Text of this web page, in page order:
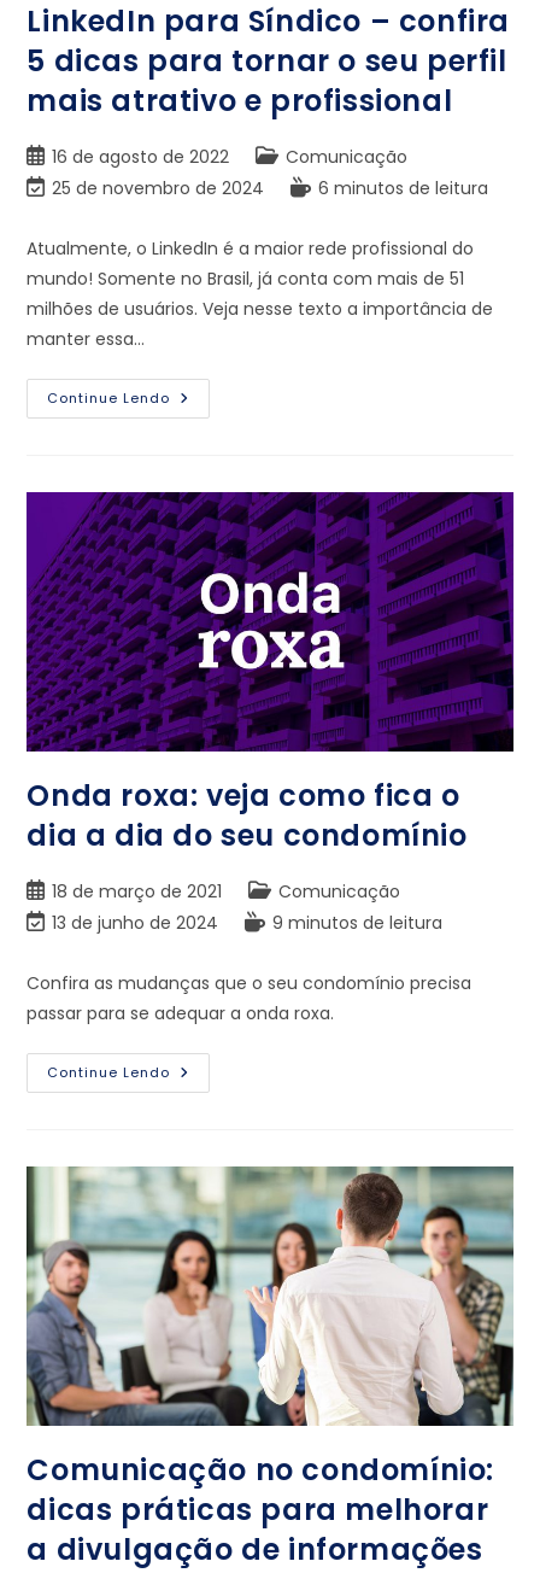
LinkedIn para Síndico – confira
5 dicas para tornar o seu perfil
mais atrativo e profissional
16 de agosto de 2022
Comunicação
25 de novembro de 2024
6 minutos de leitura
Atualmente, o LinkedIn é a maior rede profissional do
mundo! Somente no Brasil, já conta com mais de 51
milhões de usuários. Veja nesse texto a importância de
manter essa…
Continue Lendo
Onda roxa: veja como fica o
dia a dia do seu condomínio
18 de março de 2021
Comunicação
13 de junho de 2024
9 minutos de leitura
Confira as mudanças que o seu condomínio precisa
passar para se adequar a onda roxa.
Continue Lendo
Comunicação no condomínio:
dicas práticas para melhorar
a divulgação de informações